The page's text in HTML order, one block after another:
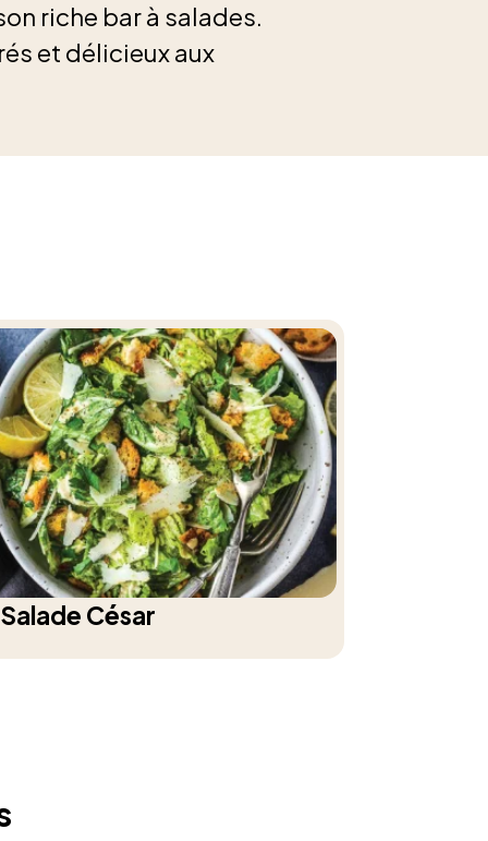
riche bar à salades.
et délicieux aux
Salade César